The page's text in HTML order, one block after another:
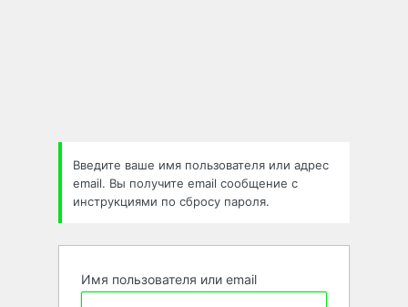
Введите ваше имя пользователя или адрес
email. Вы получите email сообщение с
инструкциями по сбросу пароля.
Имя пользователя или email